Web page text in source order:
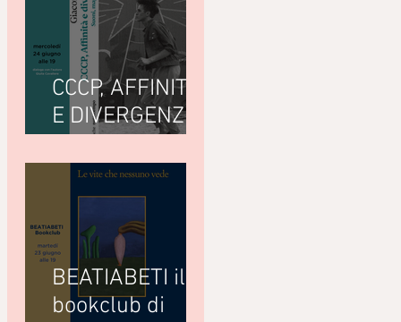
CCCP, AFFINITÀ
E DIVERGENZE
Bottà
(Nottetempo)
BEATIABETI il
bookclub di